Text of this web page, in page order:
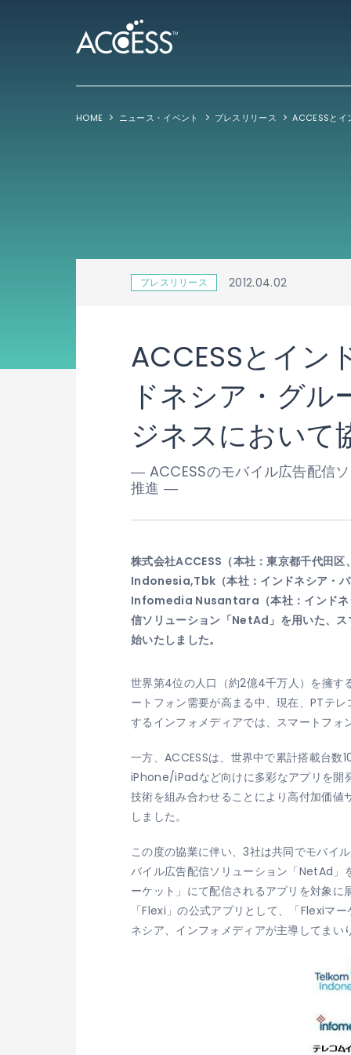
HOME ニュース・イベント プレスリリース
プレスリリース 2012.04.02
ACCESSとイン
ドネシア・グ
ジネスにおいて
― ACCESSのモバイル広告配信
推進 ―
株式会社ACCESS（本社：東京都千代田
Indonesia,Tbk（本社：インドネシア・
Infomedia Nusantara（本社：インドネ
信ソリューション「NetAd」を用いた、ス
始いたしました。
世界第4位の人口（約2億4千万人）を擁す
ートフォン需要が高まる中、現在、PTテ
するインフォメディアでは、スマートフ
一方、ACCESSは、世界中で累計搭載台
iPhone/iPadなど向けに多彩なアプリを開
技術を組み合わせることにより高付加価
しました。
この度の協業に伴い、3社は共同でモバイ
バイル広告配信ソリューション「NetAd」
ーケット」にて配信されるアプリを対象に
「Flexi」の公式アプリとして、「Flexiマ
ネシア、インフォメディアが主導してまい